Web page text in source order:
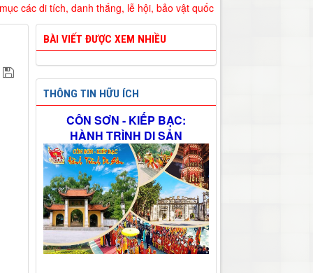
danh thắng, lễ hội, bảo vật quốc gia đã xếp hạng trên địa bàn tỉnh
BÀI VIẾT ĐƯỢC XEM NHIỀU
THÔNG TIN HỮU ÍCH
CÔN SƠN - KIẾP BẠC:
HÀNH TRÌNH DI SẢN